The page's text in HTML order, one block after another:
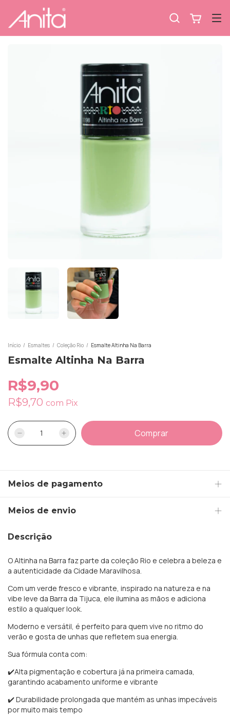
Início / Esmaltes / Coleção Rio / Esmalte Altinha Na Barra
Esmalte Altinha Na Barra
R$9,90
R$9,70 com Pix
Meios de pagamento
Meios de envio
Descrição
O Altinha na Barra faz parte da coleção Rio e celebra a beleza e
a autenticidade da Cidade Maravilhosa.
Com um verde fresco e vibrante, inspirado na natureza e na
vibe leve da Barra da Tijuca, ele ilumina as mãos e adiciona
estilo a qualquer look.
Moderno e versátil, é perfeito para quem vive no ritmo do
verão e gosta de unhas que refletem sua energia.
Sua fórmula conta com:
✔️Alta pigmentação e cobertura já na primeira camada,
garantindo acabamento uniforme e vibrante
✔️ Durabilidade prolongada que mantém as unhas impecáveis
por muito mais tempo